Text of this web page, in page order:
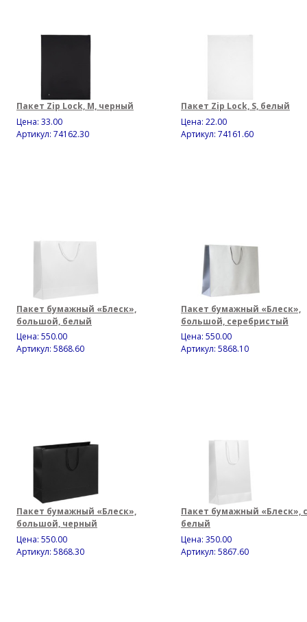
Пакет Zip Lock, M, черный
Цена: 33.00
Артикул: 74162.30
Пакет Zip Lock, S, белый
Цена: 22.00
Артикул: 74161.60
Пакет бумажный «Блеск»,
большой, белый
Цена: 550.00
Артикул: 5868.60
Пакет бумажный «Блеск»,
большой, серебристый
Цена: 550.00
Артикул: 5868.10
Пакет бумажный «Блеск»,
большой, черный
Цена: 550.00
Артикул: 5868.30
Пакет бумажный «Блеск»,
белый
Цена: 350.00
Артикул: 5867.60